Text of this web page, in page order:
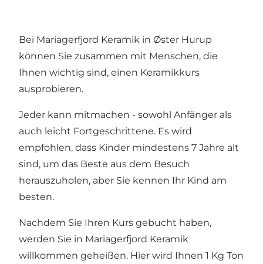
Bei Mariagerfjord Keramik in Øster Hurup
können Sie zusammen mit Menschen, die
Ihnen wichtig sind, einen Keramikkurs
ausprobieren.
Jeder kann mitmachen - sowohl Anfänger als
auch leicht Fortgeschrittene. Es wird
empfohlen, dass Kinder mindestens 7 Jahre alt
sind, um das Beste aus dem Besuch
herauszuholen, aber Sie kennen Ihr Kind am
besten.
Nachdem Sie Ihren Kurs gebucht haben,
werden Sie in Mariagerfjord Keramik
willkommen geheißen. Hier wird Ihnen 1 Kg Ton